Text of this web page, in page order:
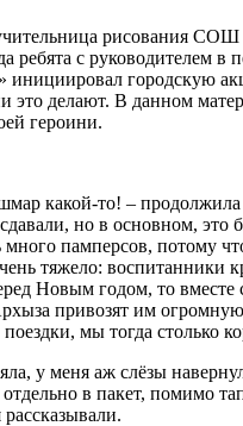
рисования
ребята с
городскую
это делают. В данном
героини.
какой-то! –
но в основном,
памперсов, потому
тяжело:
Новым годом, то
привозят им
мы тогда столько
у меня аж слёзы
в пакет, помимо